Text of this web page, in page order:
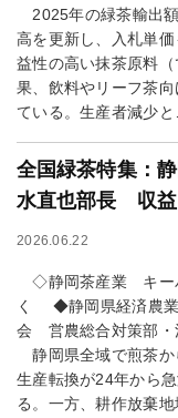
2025年の緑茶輸出
高を更新し、入札単
益性の高い抹茶原料
果、飲料やリーフ茶
ている。生産者減少
全国緑茶特集：
水直也部長 収
2026.06.22
◇静岡茶産業 キー
く ◆静岡県経済農業
会 営農総合対策部・
静岡県全域で煎茶か
生産転換が24年から
る。一方、耕作放棄地